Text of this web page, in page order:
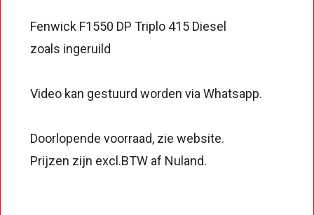
Fenwick F1550 DP Triplo 415 Diesel
zoals ingeruild
Video kan gestuurd worden via Whatsapp.
Doorlopende voorraad, zie website.
Prijzen zijn excl.BTW af Nuland.